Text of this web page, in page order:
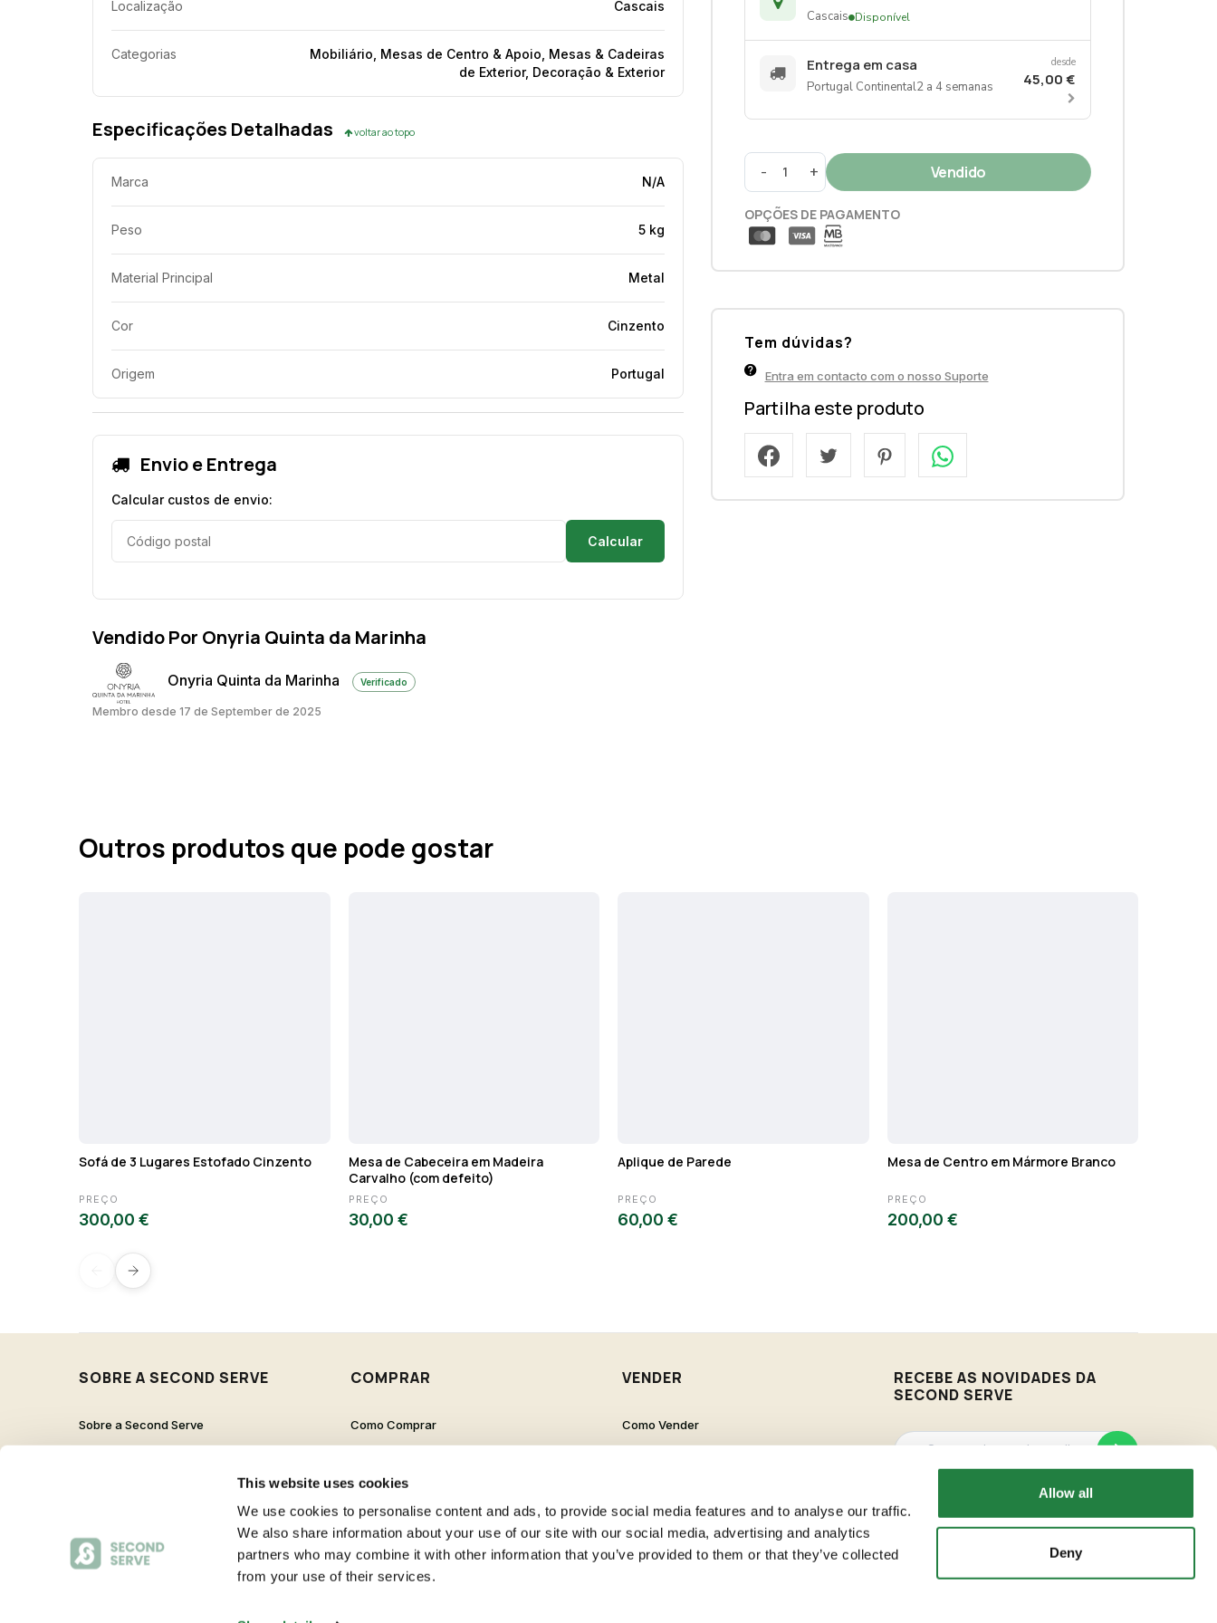
This website uses cookies
We use cookies to personalise content and ads, to provide social media features and to analyse our traffic.
We also share information about your use of our site with our social media, advertising and analytics
partners who may combine it with other information that you’ve provided to them or that they’ve collected
from your use of their services.
Allow all
Deny
Localização Cascais
Categorias
Mobiliário, Mesas de Centro & Apoio, Mesas & Cadeiras
de Exterior, Decoração & Exterior
Especificações Detalhadas voltar ao topo
Marca N/A
Peso 5 kg
Material Principal Metal
Cor Cinzento
Origem Portugal
Envio e Entrega
Calcular custos de envio:
Calcular
Vendido Por Onyria Quinta da Marinha
Onyria Quinta da Marinha Verificado
Membro desde 17 de September de 2025
Cascais Disponível
Entrega em casa
Portugal Continental2 a 4 semanas
desde
45,00 €
- +
OPÇÕES DE PAGAMENTO
Tem dúvidas?
Entra em contacto com o nosso Suporte
Partilha este produto
Outros produtos que pode gostar
Sofá de 3 Lugares Estofado Cinzento
PREÇO
300,00 €
Mesa de Cabeceira em Madeira
Carvalho (com defeito)
PREÇO
30,00 €
Aplique de Parede
PREÇO
60,00 €
Mesa de Centro em Mármore Branco
PREÇO
200,00 €
SOBRE A SECOND SERVE
Sobre a Second Serve
COMPRAR
Como Comprar
Perguntas Frequentes
VENDER
Como Vender
RECEBE AS NOVIDADES DA
SECOND SERVE
Vamos enviar-te as novidades de acordo com os